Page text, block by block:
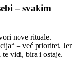
– svakim
nove rituale.
– već prioritet. Jer
te vidi, bira i ostaje.